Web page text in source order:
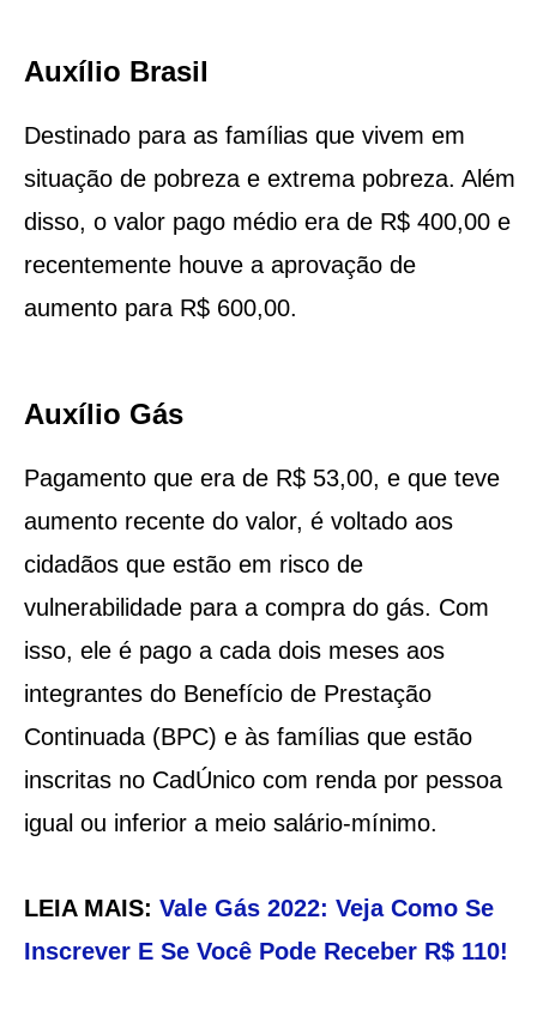
Auxílio Brasil
Destinado para as famílias que vivem em
situação de pobreza e extrema pobreza. Além
disso, o valor pago médio era de R$ 400,00 e
recentemente houve a aprovação de
aumento para R$ 600,00.
Auxílio Gás
Pagamento que era de R$ 53,00, e que teve
aumento recente do valor, é voltado aos
cidadãos que estão em risco de
vulnerabilidade para a compra do gás. Com
isso, ele é pago a cada dois meses aos
integrantes do Benefício de Prestação
Continuada (BPC) e às famílias que estão
inscritas no CadÚnico com renda por pessoa
igual ou inferior a meio salário-mínimo.
LEIA MAIS: Vale Gás 2022: Veja Como Se
Inscrever E Se Você Pode Receber R$ 110!